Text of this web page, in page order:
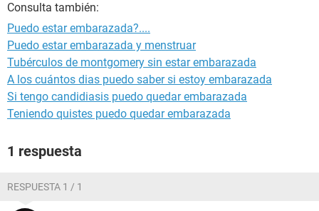
Consulta también:
Puedo estar embarazada?....
Puedo estar embarazada y menstruar
Tubérculos de montgomery sin estar embarazada
A los cuántos dias puedo saber si estoy embarazada
Si tengo candidiasis puedo quedar embarazada
Teniendo quistes puedo quedar embarazada
1 respuesta
RESPUESTA 1 / 1